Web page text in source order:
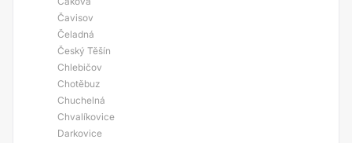
Čavisov
Čeladná
Český Těšín
Chlebičov
Chotěbuz
Chuchelná
Chvalíkovice
Darkovice